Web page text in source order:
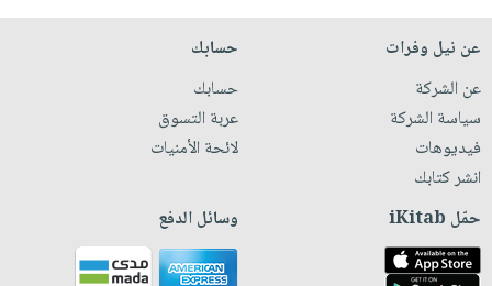
عن نيل وفرات
عن الشركة
سياسة الشركة
فيديوهات
انشر كتابك
حسابك
حسابك
عربة التسوق
لائحة الأمنيات
حمّل iKitab وسائل الدفع